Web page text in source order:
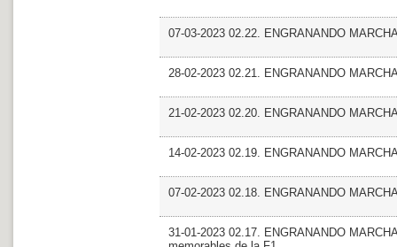
07-03-2023 02.22. ENGRANANDO
28-02-2023 02.21. ENGRANANDO
21-02-2023 02.20. ENGRANANDO
14-02-2023 02.19. ENGRANANDO
07-02-2023 02.18. ENGRANANDO
31-01-2023 02.17. ENGRANANDO